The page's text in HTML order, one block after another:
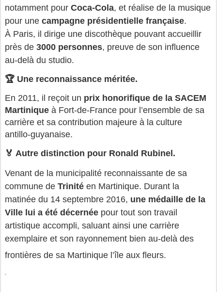
notamment pour Coca‑Cola, et réalise de la musique
pour une campagne présidentielle française.
À Paris, il dirige une discothèque pouvant accueillir
près de 3000 personnes, preuve de son influence
au-delà du studio.
🏆 Une reconnaissance méritée.
En 2011, il reçoit un prix honorifique de la SACEM
Martinique à Fort‑de‑France pour l’ensemble de sa
carrière et sa contribution majeure à la culture
antillo‑guyanaise.
🏅 Autre distinction pour Ronald Rubinel.
Venant de la municipalité reconnaissante de sa
commune de Trinité en Martinique. Durant la
matinée du 14 septembre 2016, une médaille de la
Ville lui a été décernée pour tout son travail
artistique accompli, saluant ainsi une carrière
exemplaire et son rayonnement bien au‑delà des
frontières de sa Martinique l’île aux fleurs.